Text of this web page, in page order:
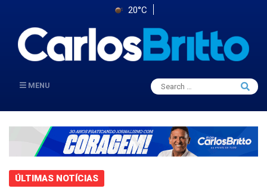
20°C
MENU
Search
for:
Search
ÚLTIMAS NOTÍCIAS